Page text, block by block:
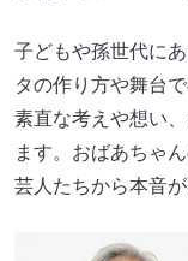
子どもや孫世代に
タの作り方や舞台
素直な考えや想い
ます。おばあちゃ
芸人たちから本音